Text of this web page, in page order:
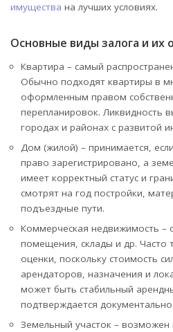
имущества на лучших условиях.
Основные виды залога и их
Квартира – самый
Обычно подходят квартиры в
оформленным правом
перепланировок. Ликвидность
городах и районах с развитой
Дом (жилой) – принимается,
право зарегистрировано, а
имеет корректный статус и
смотрят на год постройки,
подъездные пути.
Коммерческая недвижимость –
помещения, склады и др. Часто
оценки, поскольку стоимость
арендаторов, назначения и
может быть стабильный
подтверждается документально.
Земельный участок – возможен